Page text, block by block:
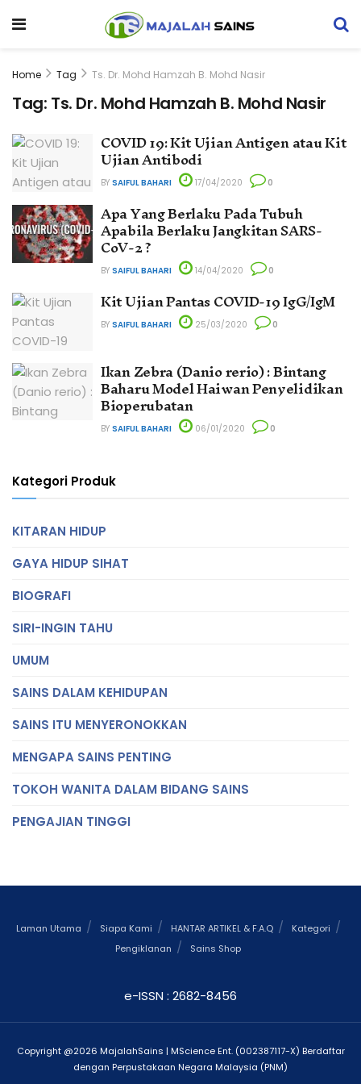
Home Tag Ts. Dr. Mohd Hamzah B. Mohd Nasir
Tag: Ts. Dr. Mohd Hamzah B. Mohd Nasir
COVID 19: Kit Ujian Antigen atau Kit
Ujian Antibodi
BY SAIFUL BAHARI 17/04/2020 0
Apa Yang Berlaku Pada Tubuh
Apabila Berlaku Jangkitan SARS-
CoV-2 ?
BY SAIFUL BAHARI 14/04/2020 0
Kit Ujian Pantas COVID-19 IgG/IgM
BY SAIFUL BAHARI 25/03/2020 0
Ikan Zebra (Danio rerio) : Bintang
Baharu Model Haiwan Penyelidikan
Bioperubatan
BY SAIFUL BAHARI 06/01/2020 0
Kategori Produk
KITARAN HIDUP
GAYA HIDUP SIHAT
BIOGRAFI
SIRI-INGIN TAHU
UMUM
SAINS DALAM KEHIDUPAN
SAINS ITU MENYERONOKKAN
MENGAPA SAINS PENTING
TOKOH WANITA DALAM BIDANG SAINS
PENGAJIAN TINGGI
Laman Utama Siapa Kami HANTAR ARTIKEL & F.A.Q
Kategori
Pengiklanan
Sains Shop
e-ISSN : 2682-8456
Copyright @2026 MajalahSains | MScience Ent. (002387117-X) Berdaftar
dengan Perpustakaan Negara Malaysia (PNM)